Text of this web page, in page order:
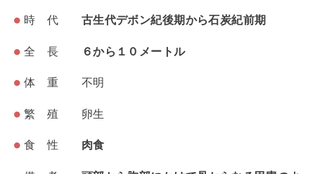
時 代 古生代デボン紀後期から石炭紀前期
全 長 ６から１０メートル
体 重 不明
繁 殖 卵生
食 性 肉食